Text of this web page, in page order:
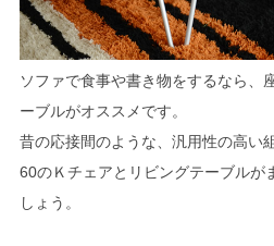
ソファで食事や書き物をするなら、
ーブルがオススメです。
昔の応接間のような、汎用性の高い
60のＫチェアとリビングテーブルが
しょう。